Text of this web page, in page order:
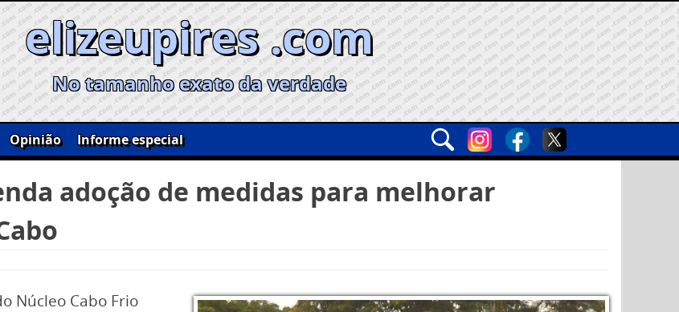
elizeupires .com
No tamanho exato da verdade
Opinião
Informe especial
adoção de medidas para melhorar
Núcleo Cabo Frio